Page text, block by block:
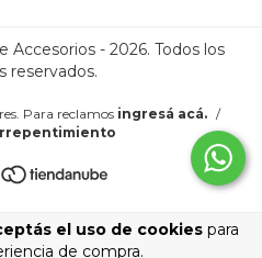
el uso de cookiespara
de compra.
- 2026. Todos los
reservados.
Para reclamos ingresá acá. /